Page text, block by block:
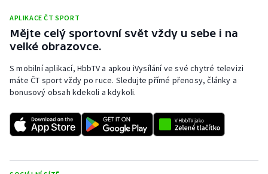
APLIKACE ČT SPORT
Mějte celý sportovní svět vždy u sebe i na
velké obrazovce.
S mobilní aplikací, HbbTV a apkou iVysílání ve své chytré televizi
máte ČT sport vždy po ruce. Sledujte přímé přenosy, články a
bonusový obsah kdekoli a kdykoli.